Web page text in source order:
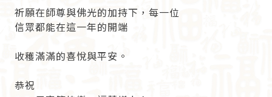
祈願在師尊與佛光的加持下，每一位
信眾都能在這一年的開端
收穫滿滿的喜悅與平安。
恭祝